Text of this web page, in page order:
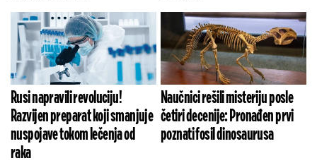
Rusi napravili revoluciju!
Razvijen preparat koji smanjuje
nuspojave tokom lečenja od
raka
Naučnici rešili misteriju posle
četiri decenije: Pronađen prvi
poznati fosil dinosaurusa